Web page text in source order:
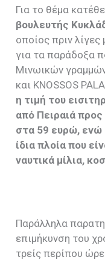
Για το θέμα
βουλευτής
οποίος πριν
για τα παράδοξα
Μινωικών
και KNOSSOS
η τιμή του
από Πειραιά
στα 59 ευρώ, ενώ
ίδια πλοία που
ναυτικά μίλια,
Παράλληλα
επιμήκυνση του
τρείς περίπου